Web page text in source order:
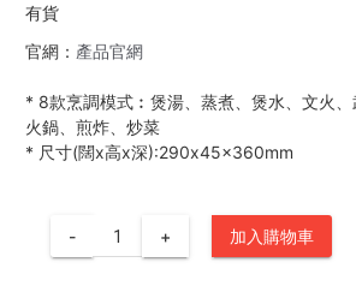
有貨
官網： 產品官網
* 8款烹調模式︰煲湯、蒸煮、煲水、文火、
火鍋、煎炸、炒菜
* 尺寸(闊x高x深):290x45x360mm
- + 加入購物車